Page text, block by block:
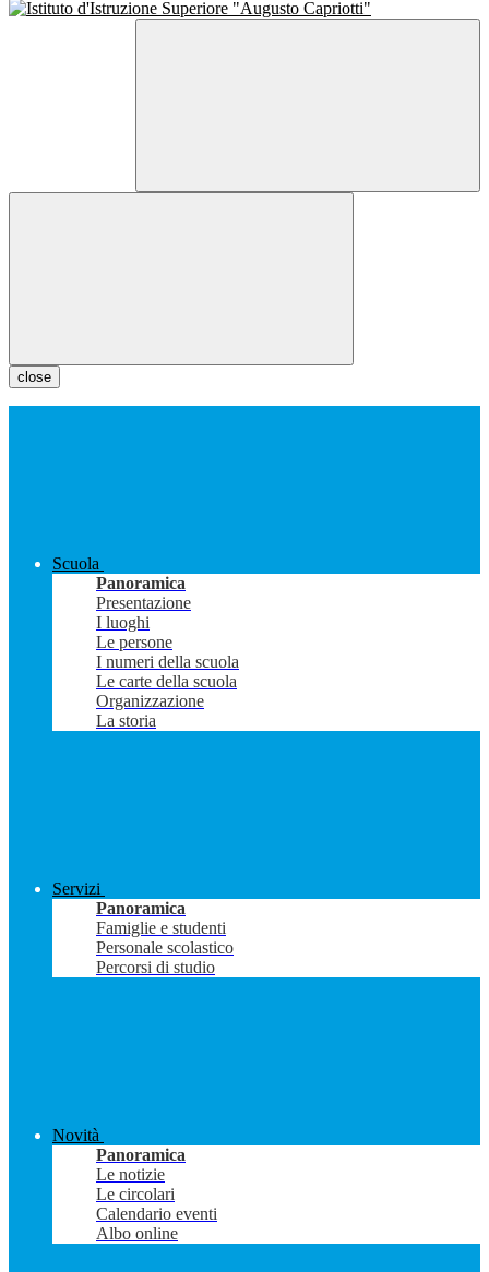
close
Scuola
Panoramica
Presentazione
I luoghi
Le persone
I numeri della scuola
Le carte della scuola
Organizzazione
La storia
Servizi
Panoramica
Famiglie e studenti
Personale scolastico
Percorsi di studio
Novità
Panoramica
Le notizie
Le circolari
Calendario eventi
Albo online